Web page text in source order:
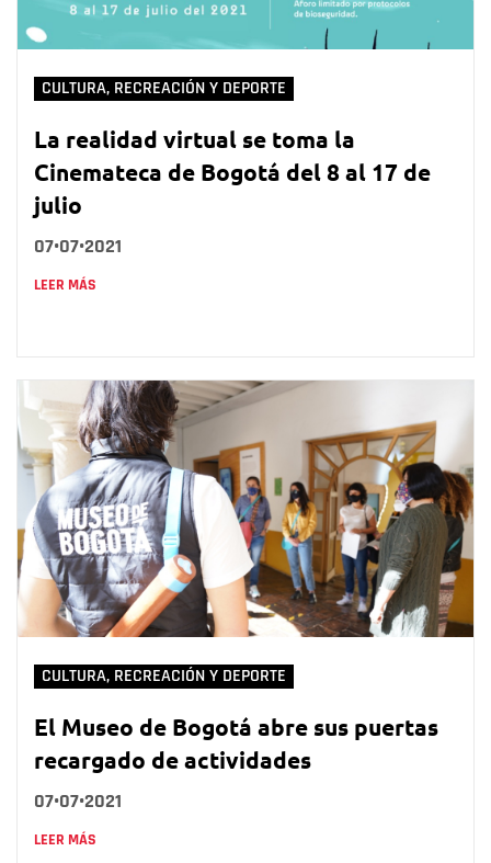
CULTURA, RECREACIÓN Y DEPORTE
La realidad virtual se toma la
Cinemateca de Bogotá del 8 al 17 de
julio
07•07•2021
LEER MÁS
CULTURA, RECREACIÓN Y DEPORTE
El Museo de Bogotá abre sus puertas
recargado de actividades
07•07•2021
LEER MÁS